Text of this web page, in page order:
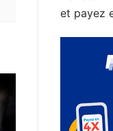
et payez